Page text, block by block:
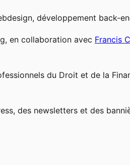
développement back-
en collaboration avec Francis
du Droit et de la
des newsletters et des